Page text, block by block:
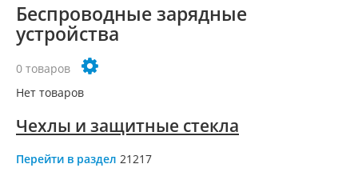
Беспроводные зарядные
устройства
0 товаров
Нет товаров
Чехлы и защитные стекла
Перейти в раздел 21217